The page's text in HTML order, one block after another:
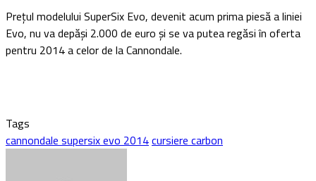
Prețul modelului SuperSix Evo, devenit acum prima piesă a liniei
Evo, nu va depăși 2.000 de euro și se va putea regăsi în oferta
pentru 2014 a celor de la Cannondale.
Tags
cannondale supersix evo 2014cursiere carbon